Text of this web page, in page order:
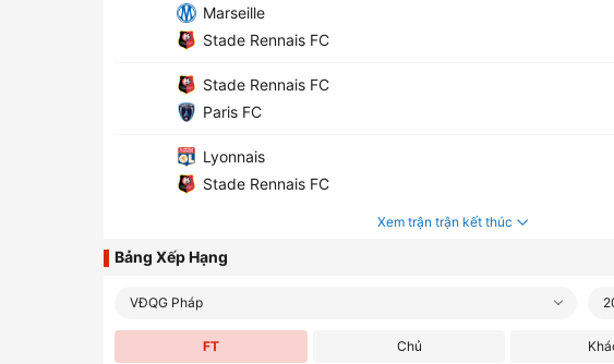
Marseille
Stade Rennais FC
Stade Rennais FC
Paris FC
Lyonnais
Stade Rennais FC
Xem trận trận kết thúc
Bảng Xếp Hạng
VĐQG Pháp
FT Chủ